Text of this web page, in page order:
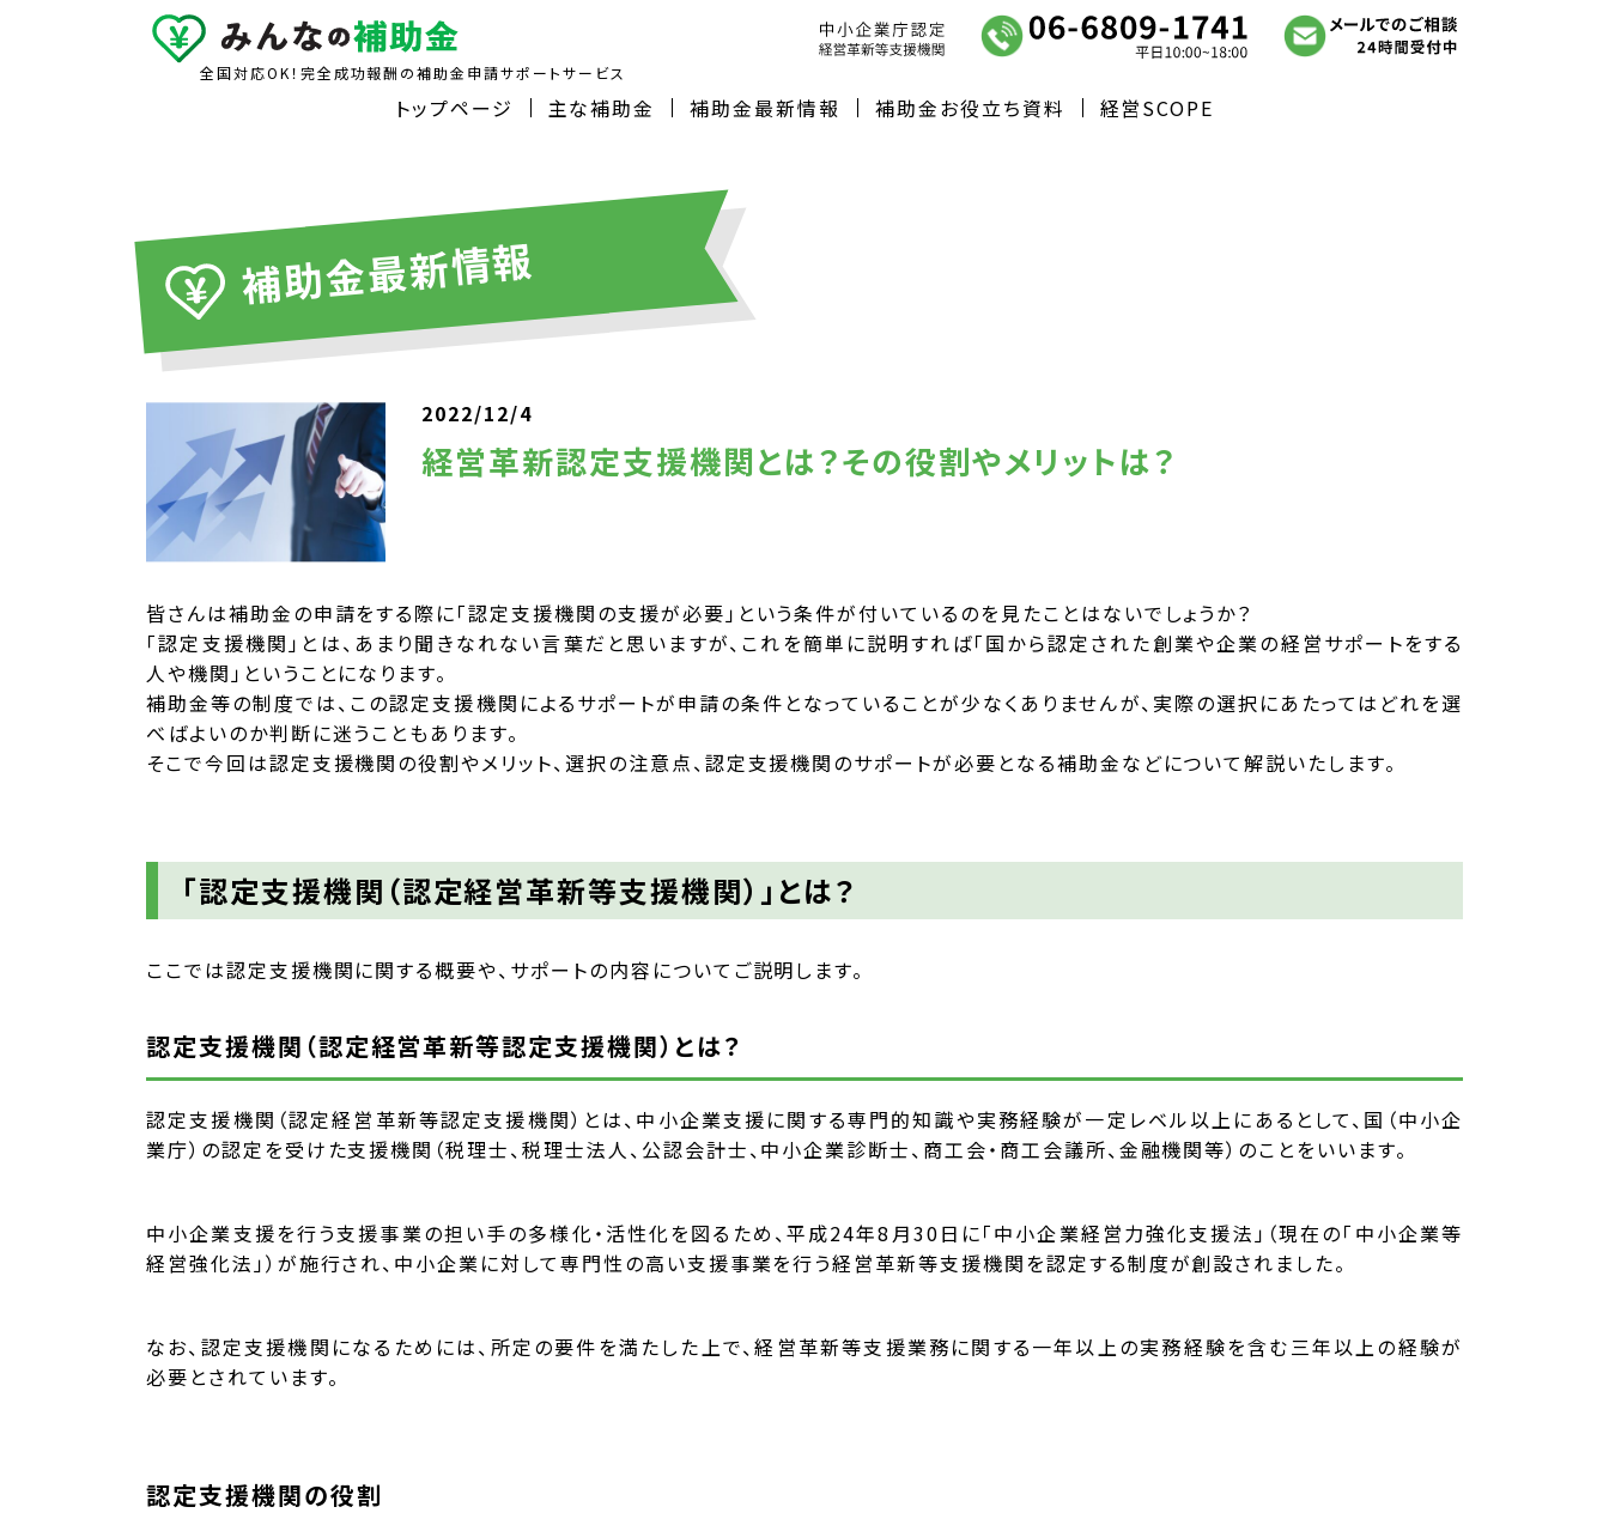
24時間受付中メールはこちら
全国対応OK！完全成功報酬の補助金申請サポートサービス
トップページ 主な補助金 補助金最新情報 補助金お役立ち資料 経営SCOPE
補助金最新情報
2022/12/4
経営革新認定支援機関とは？その役割やメリットは？
皆さんは補助金の申請をする際に「認定支援機関の支援が必要」という条件が付いているのを見たことはないでしょうか？
「認定支援機関」とは、あまり聞きなれない言葉だと思いますが、これを簡単に説明すれば「国から認定された創業や企業の経営サポートをする
人や機関」ということになります。
補助金等の制度では、この認定支援機関によるサポートが申請の条件となっていることが少なくありませんが、実際の選択にあたってはどれを選
べばよいのか判断に迷うこともあります。
そこで今回は認定支援機関の役割やメリット、選択の注意点、認定支援機関のサポートが必要となる補助金などについて解説いたします。
「認定支援機関（認定経営革新等支援機関）」とは？
ここでは認定支援機関に関する概要や、サポートの内容についてご説明します。
認定支援機関（認定経営革新等認定支援機関）とは？
認定支援機関（認定経営革新等認定支援機関）とは、中小企業支援に関する専門的知識や実務経験が一定レベル以上にあるとして、国（中小企
業庁）の認定を受けた支援機関（税理士、税理士法人、公認会計士、中小企業診断士、商工会・商工会議所、金融機関等）のことをいいます。
中小企業支援を行う支援事業の担い手の多様化・活性化を図るため、平成24年8月30日に「中小企業経営力強化支援法」（現在の「中小企業等
経営強化法」）が施行され、中小企業に対して専門性の高い支援事業を行う経営革新等支援機関を認定する制度が創設されました。
なお、認定支援機関になるためには、所定の要件を満たした上で、経営革新等支援業務に関する一年以上の実務経験を含む三年以上の経験が
必要とされています。
認定支援機関の役割